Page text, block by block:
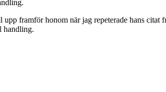
framför honom när jag repeterade hans
handling.